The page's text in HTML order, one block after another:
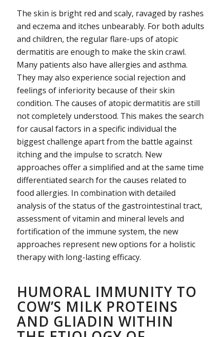
The skin is bright red and scaly, ravaged by rashes
and eczema and itches unbearably. For both adults
and children, the regular flare-ups of atopic
dermatitis are enough to make the skin crawl.
Many patients also have allergies and asthma.
They may also experience social rejection and
feelings of inferiority because of their skin
condition. The causes of atopic dermatitis are still
not completely understood. This makes the search
for causal factors in a specific individual the
biggest challenge apart from the battle against
itching and the impulse to scratch. New
approaches offer a simplified and at the same time
differentiated search for the causes related to
food allergies. In combination with detailed
analysis of the status of the gastrointestinal tract,
assessment of vitamin and mineral levels and
fortification of the immune system, the new
approaches represent new options for a holistic
therapy with long-lasting efficacy.
HUMORAL IMMUNITY TO
COW’S MILK PROTEINS
AND GLIADIN WITHIN